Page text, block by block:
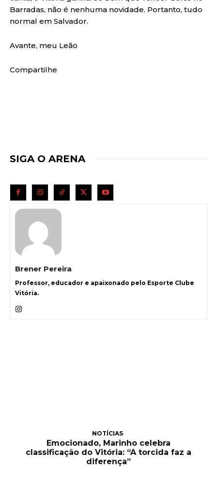
Barradas, não é nenhuma novidade. Portanto, tudo
normal em Salvador.
Avante, meu Leão
Compartilhe
SIGA O ARENA
Brener Pereira
Professor, educador e apaixonado pelo Esporte Clube
Vitória.
NOTÍCIAS
Emocionado, Marinho celebra
classificação do Vitória: “A torcida faz a
diferença”